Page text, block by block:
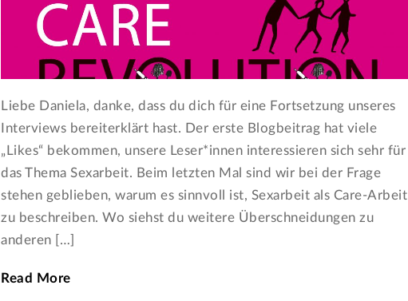
Liebe Daniela, danke, dass du dich für eine Fortsetzung unseres
Interviews bereiterklärt hast. Der erste Blogbeitrag hat viele
„Likes“ bekommen, unsere Leser*innen interessieren sich sehr für
das Thema Sexarbeit. Beim letzten Mal sind wir bei der Frage
stehen geblieben, warum es sinnvoll ist, Sexarbeit als Care-Arbeit
zu beschreiben. Wo siehst du weitere Überschneidungen zu
anderen […]
Read More